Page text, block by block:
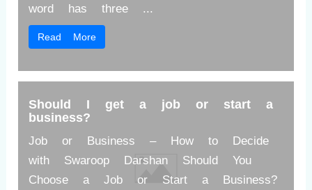
word has three ...
Read More
Should I get a job or start a
business?
Job or Business – How to Decide
with Swaroop Darshan Should You
Choose a Job or Start a Business?